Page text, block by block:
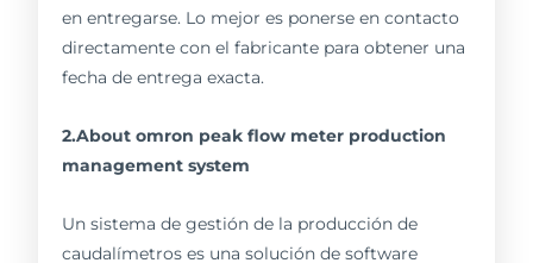
en entregarse. Lo mejor es ponerse en contacto
directamente con el fabricante para obtener una
fecha de entrega exacta.
2.About omron peak flow meter production
management system
Un sistema de gestión de la producción de
caudalímetros es una solución de software